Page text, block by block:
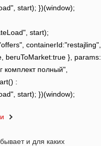
start); })(window);
start);
containerId:"restajling",
beruToMarket:true }, params:
комплект полный",
:
start); })(window);
и для каких